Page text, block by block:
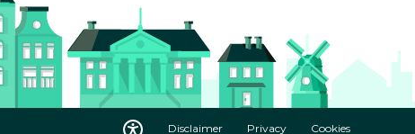
Disclaimer Privacy Cookies